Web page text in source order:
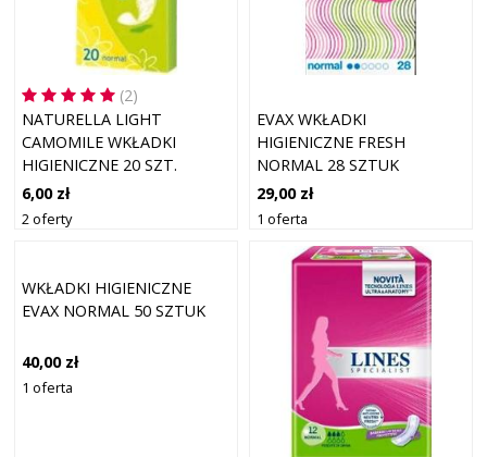
(2)
NATURELLA LIGHT
CAMOMILE WKŁADKI
HIGIENICZNE 20 SZT.
6,00 zł
2 oferty
EVAX WKŁADKI
HIGIENICZNE FRESH
NORMAL 28 SZTUK
29,00 zł
1 oferta
WKŁADKI HIGIENICZNE
EVAX NORMAL 50 SZTUK
40,00 zł
1 oferta